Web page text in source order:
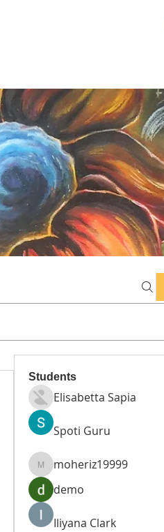
Students
Elisabetta Sapia
Spoti Guru
moheriz19999
moheriz19999
demo
Iliyana Clark